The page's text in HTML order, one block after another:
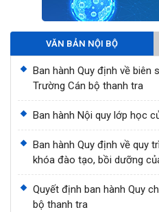
VĂN BẢN NỘI BỘ
Ban hành Quy định về biên
Trường Cán bộ thanh tra
Ban hành Nội quy lớp học
Ban hành Quy định về quy
khóa đào tạo, bồi dưỡng
Quyết định ban hành Quy
bộ thanh tra